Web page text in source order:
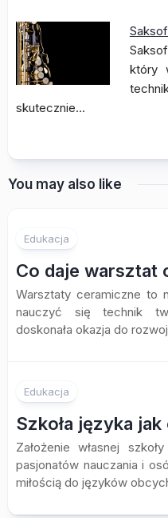
który
skutecznie…
You may also like
Edukacja
Co daje warsztat
Warsztaty ceramiczne to
nauczyć się technik
doskonała okazja do
Edukacja
Szkoła języka
Założenie własnej
pasjonatów nauczania i
miłością do języków